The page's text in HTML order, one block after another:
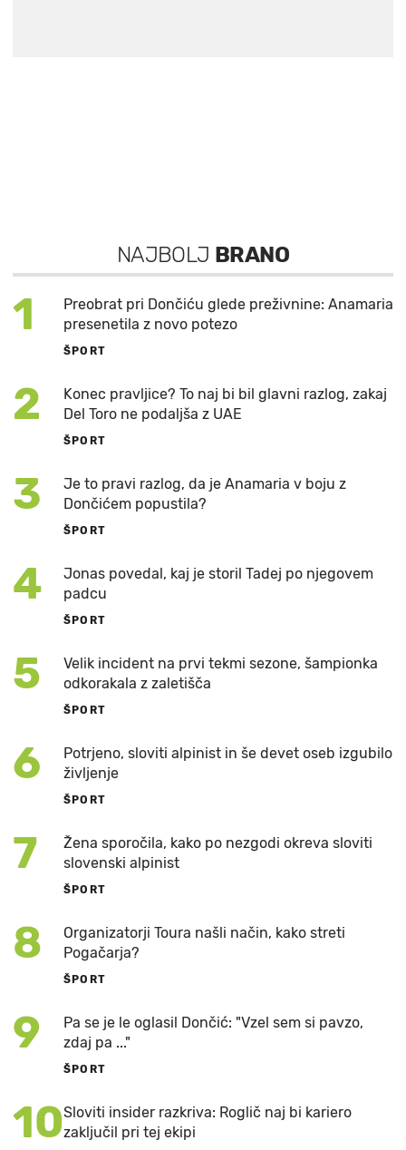
NAJBOLJ BRANO
1
Preobrat pri Dončiću glede preživnine: Anamaria
presenetila z novo potezo
ŠPORT
2
Konec pravljice? To naj bi bil glavni razlog, zakaj
Del Toro ne podaljša z UAE
ŠPORT
3
Je to pravi razlog, da je Anamaria v boju z
Dončićem popustila?
ŠPORT
4
Jonas povedal, kaj je storil Tadej po njegovem
padcu
ŠPORT
5
Velik incident na prvi tekmi sezone, šampionka
odkorakala z zaletišča
ŠPORT
6
Potrjeno, sloviti alpinist in še devet oseb izgubilo
življenje
ŠPORT
7
Žena sporočila, kako po nezgodi okreva sloviti
slovenski alpinist
ŠPORT
8
Organizatorji Toura našli način, kako streti
Pogačarja?
ŠPORT
9
Pa se je le oglasil Dončić: "Vzel sem si pavzo,
zdaj pa ..."
ŠPORT
10Sloviti insider razkriva: Roglič naj bi kariero
zaključil pri tej ekipi